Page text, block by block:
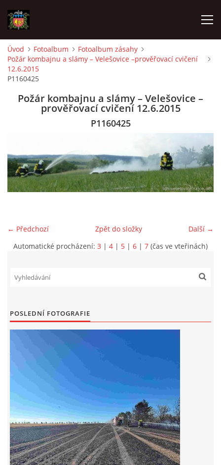
ÚVOD
MLADÍ HASIČI
DOTACE POSKYTNUTÁ Z ROZPOČTU JIHOMORAVSKÉHO
JEDNOTNÝ SYSTÉM VAROVÁNÍ A VYROZUMĚNÍ
VÝBOR SDH
KALENDÁŘ SDH
Úvod Fotoalbum
Fotoalbum zásahy
Požár kombajnu a slámy – Velešovice –prověřovací cvičení
12.6.2015
P1160425
Požár kombajnu a slámy – Velešovice –
prověřovací cvičení 12.6.2015
P1160425
← Předchozí Další →
Zpět do složky
Automatické procházení: 3 | 4 | 5 | 6 | 7 (čas ve vteřinách)
POSLEDNÍ FOTOGRAFIE